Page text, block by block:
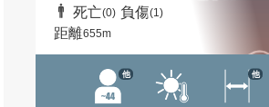
死亡(0) 負傷(1)
距離655m
他 他